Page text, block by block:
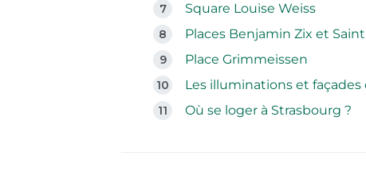
Square Louise Weiss
Places Benjamin Zix et
Place Grimmeissen
Les illuminations et
Où se loger à Strasbourg ?